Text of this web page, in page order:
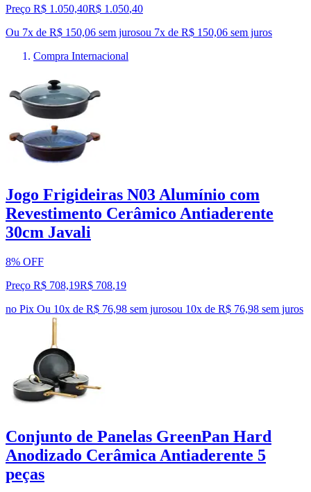
Preço R$ 1.050,40R$ 1.050,40
Ou 7x de R$ 150,06 sem jurosou 7x de R$ 150,06 sem juros
Compra Internacional
Jogo Frigideiras N03 Alumínio com
Revestimento Cerâmico Antiaderente
30cm Javali
8% OFF
Preço R$ 708,19R$ 708,19
no Pix Ou 10x de R$ 76,98 sem jurosou 10x de R$ 76,98 sem juros
Conjunto de Panelas GreenPan Hard
Anodizado Cerâmica Antiaderente 5
peças